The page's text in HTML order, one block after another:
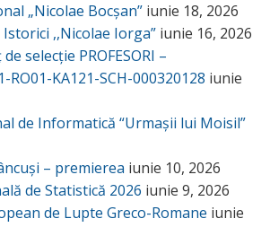
„Nicolae Bocșan” iunie 18, 2026
,,Nicolae Iorga” iunie 16, 2026
selecție PROFESORI –
RO01-KA121-SCH-000320128 iunie
de Informatică “Urmașii lui Moisil”
– premierea iunie 10, 2026
de Statistică 2026 iunie 9, 2026
de Lupte Greco-Romane iunie